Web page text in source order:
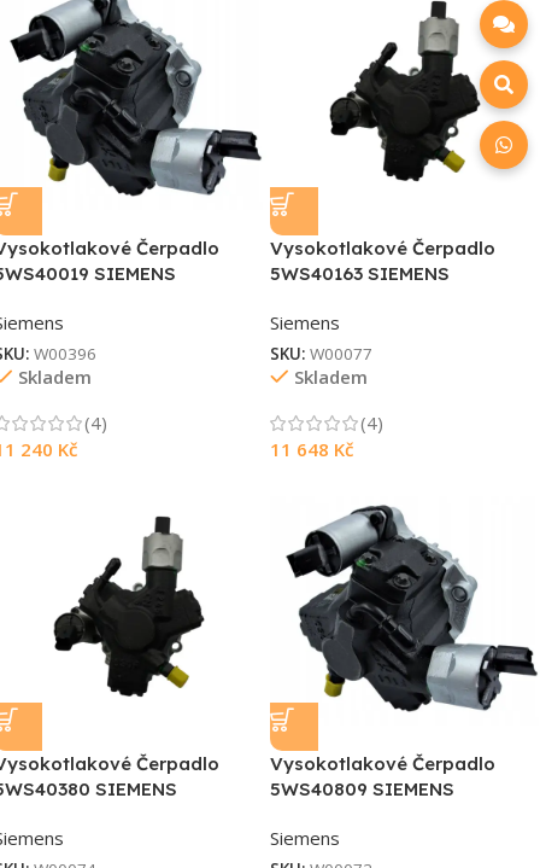
Čerpadlo
SIEMENS
W00396
Skladem
(4)
240 Kč
Vysokotlakové Čerpadlo
5WS40163 SIEMENS
Siemens
SKU: W00077
Skladem
(4)
11 648 Kč
Čerpadlo
SIEMENS
Vysokotlakové Čerpadlo
5WS40809 SIEMENS
Siemens
Souhlasím s GDPR